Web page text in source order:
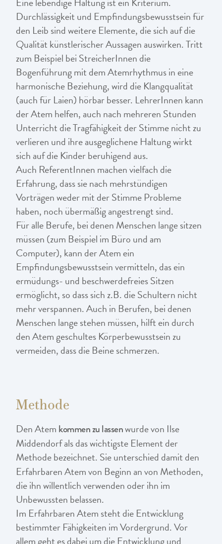
Durchlässigkeit und Empfindungsbewusstsein für
den Leib sind weitere Elemente, die sich auf die
Qualität künstlerischer Aussagen auswirken. Tritt
zum Beispiel bei StreicherInnen die
Bogenführung mit dem Atemrhythmus in eine
harmonische Beziehung, wird die Klangqualität
(auch für Laien) hörbar besser. LehrerInnen kann
der Atem helfen, auch nach mehreren Stunden
Unterricht die Tragfähigkeit der Stimme nicht zu
verlieren und ihre ausgeglichene Haltung wirkt
sich auf die Kinder beruhigend aus.
Auch ReferentInnen machen vielfach die
Erfahrung, dass sie nach mehrstündigen
Vorträgen weder mit der Stimme Probleme
haben, noch übermäßig angestrengt sind.
Für alle Berufe, bei denen Menschen lange sitzen
müssen (zum Beispiel im Büro und am
Computer), kann der Atem ein
Empfindungsbewusstsein vermitteln, das ein
ermüdungs- und beschwerdefreies Sitzen
ermöglicht, so dass sich z.B. die Schultern nicht
mehr verspannen. Auch in Berufen, bei denen
Menschen lange stehen müssen, hilft ein durch
den Atem geschultes Körperbewusstsein zu
vermeiden, dass die Beine schmerzen.
Methode
Den Atem kommen zu lassenwurde von Ilse
Middendorf als das wichtigste Element der
Methode bezeichnet. Sie unterschied damit den
Erfahrbaren Atem von Beginn an von Methoden,
die ihn willentlich verwenden oder ihn im
Unbewussten belassen.
Im Erfahrbaren Atem steht die Entwicklung
bestimmter Fähigkeiten im Vordergrund. Vor
allem geht es dabei um die Entwicklung und